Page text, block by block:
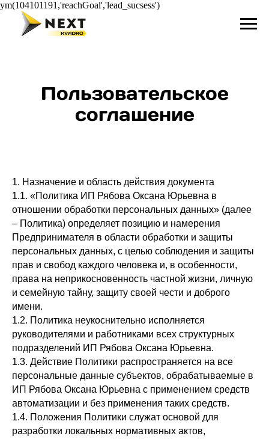
ym(104101191,'reachGoal','lead_sucsess')
Пользовательское
соглашение
1. Назначение и область действия документа
1.1. «Политика ИП Рябова Оксана Юрьевна в
отношении обработки персональных данных» (далее
– Политика) определяет позицию и намерения
Предпринимателя в области обработки и защиты
персональных данных, с целью соблюдения и защиты
прав и свобод каждого человека и, в особенности,
права на неприкосновенность частной жизни, личную
и семейную тайну, защиту своей чести и доброго
имени.
1.2. Политика неукоснительно исполняется
руководителями и работниками всех структурных
подразделений ИП Рябова Оксана Юрьевна.
1.3. Действие Политики распространяется на все
персональные данные субъектов, обрабатываемые в
ИП Рябова Оксана Юрьевна с применением средств
автоматизации и без применения таких средств.
1.4. Положения Политики служат основой для
разработки локальных нормативных актов,